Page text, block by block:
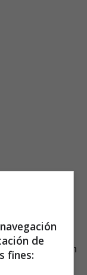
lo planteó el
de
discriminación
o duras
de
fines: